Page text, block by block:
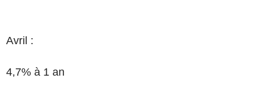
Avril :
4,7% à 1 an